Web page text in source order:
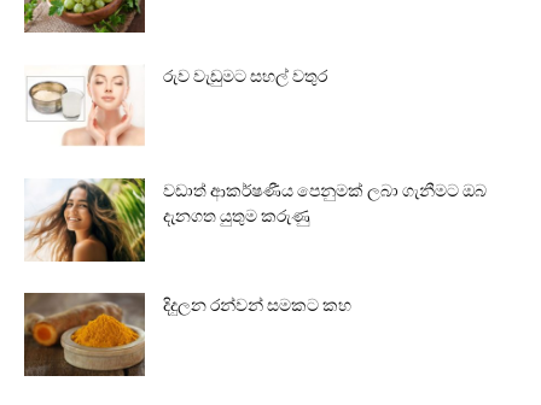
රුව වැඩුමට සහල් වතුර
වඩාත් ආකර්ෂණීය පෙනුමක් ලබා ගැනීමට ඔබ
දැනගත යුතුම කරුණු
දිදුලන රන්වන් සමකට කහ